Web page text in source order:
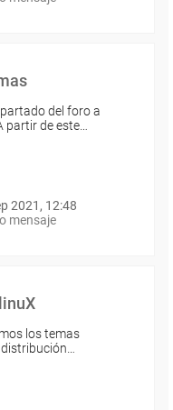
del foro a
de este…
2021, 12:48
mensaje
los temas